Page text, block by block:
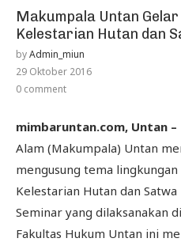
Makumpala Untan
Kelestarian Hutan dan
byAdmin_miun
29 Oktober 2016
0 comment
mimbaruntan.com, Untan –
Alam (Makumpala) Untan
mengusung tema
Kelestarian Hutan dan
Seminar yang dilaksanakan
Fakultas Hukum Untan ini